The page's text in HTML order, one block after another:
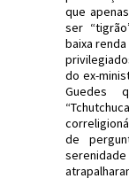
que
ser
baixa
do ex-
Guedes
de